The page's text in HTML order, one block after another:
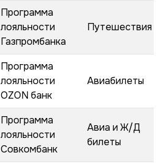
Программа
лояльности
Газпромбанка
Путешествия
Программа
лояльности
OZON банк
Авиабилеты
Программа
лояльности
Совкомбанк
Авиа и Ж/Д
билеты